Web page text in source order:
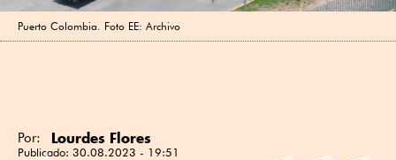
Puerto Colombia. Foto EE: Archivo
Por: Lourdes Flores
Publicado: 30.08.2023 - 19:51